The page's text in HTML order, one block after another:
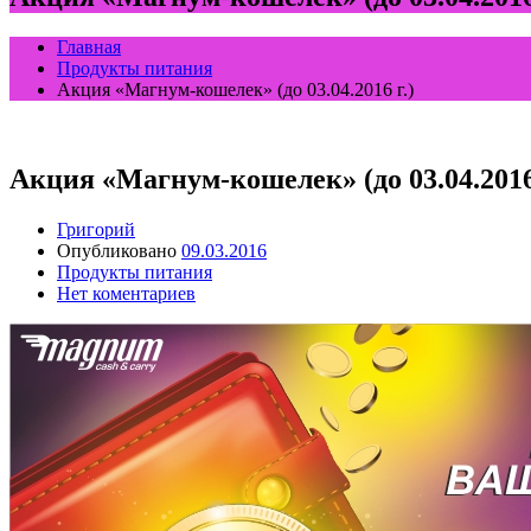
Главная
Продукты питания
Акция «Магнум-кошелек» (до 03.04.2016 г.)
Акция «Магнум-кошелек» (до
Григорий
Опубликовано 09.03.2016
Продукты питания
Нет коментариев